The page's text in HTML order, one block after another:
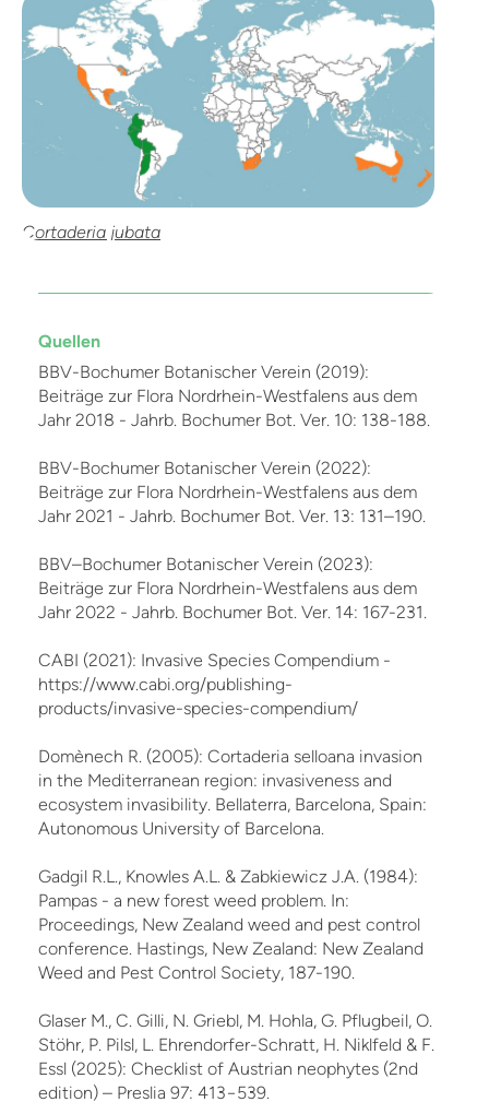
Cortaderia jubata
Quellen
BBV-Bochumer Botanischer Verein (2019):
Beiträge zur Flora Nordrhein-Westfalens aus dem
Jahr 2018 - Jahrb. Bochumer Bot. Ver. 10: 138-188.
BBV-Bochumer Botanischer Verein (2022):
Beiträge zur Flora Nordrhein-Westfalens aus dem
Jahr 2021 - Jahrb. Bochumer Bot. Ver. 13: 131–190.
BBV–Bochumer Botanischer Verein (2023):
Beiträge zur Flora Nordrhein-Westfalens aus dem
Jahr 2022 - Jahrb. Bochumer Bot. Ver. 14: 167-231.
CABI (2021): Invasive Species Compendium -
https://www.cabi.org/publishing-
products/invasive-species-compendium/
Domènech R. (2005): Cortaderia selloana invasion
in the Mediterranean region: invasiveness and
ecosystem invasibility. Bellaterra, Barcelona, Spain:
Autonomous University of Barcelona.
Gadgil R.L., Knowles A.L. & Zabkiewicz J.A. (1984):
Pampas - a new forest weed problem. In:
Proceedings, New Zealand weed and pest control
conference. Hastings, New Zealand: New Zealand
Weed and Pest Control Society, 187-190.
Glaser M., C. Gilli, N. Griebl, M. Hohla, G. Pflugbeil, O.
Stöhr, P. Pilsl, L. Ehrendorfer-Schratt, H. Niklfeld & F.
Essl (2025): Checklist of Austrian neophytes (2nd
edition) – Preslia 97: 413−539.